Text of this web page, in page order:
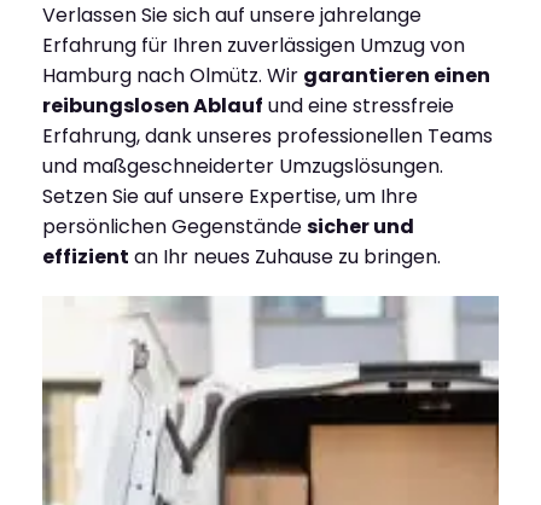
Verlassen Sie sich auf unsere jahrelange
Erfahrung für Ihren zuverlässigen Umzug von
Hamburg nach Olmütz. Wir garantieren einen
reibungslosen Ablauf und eine stressfreie
Erfahrung, dank unseres professionellen Teams
und maßgeschneiderter Umzugslösungen.
Setzen Sie auf unsere Expertise, um Ihre
persönlichen Gegenständesicher und
effizient an Ihr neues Zuhause zu bringen.